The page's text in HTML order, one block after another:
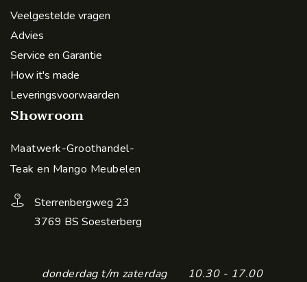
Veelgestelde vragen
Advies
Service en Garantie
How it's made
Leveringsvoorwaarden
Showroom
Maatwerk-Groothandel-
Teak en Mango Meubelen
Sterrenbergweg 23
3769 BS Soesterberg
donderdag t/m zaterdag 10.30 - 17.00